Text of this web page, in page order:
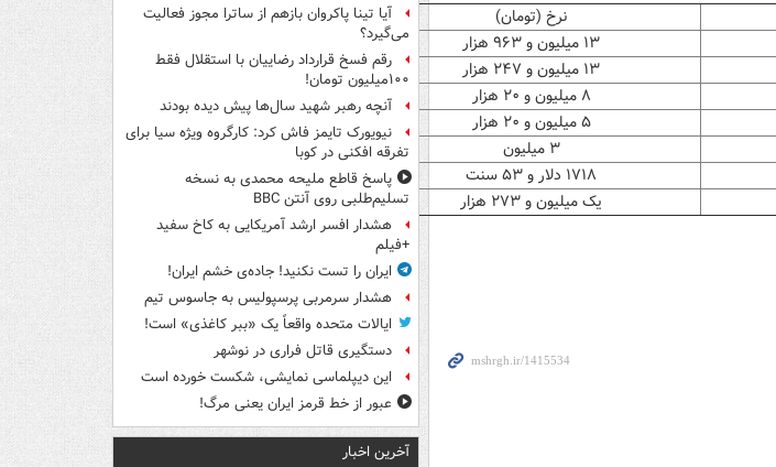
نرخ (تومان)
۱۳ میلیون و ۹۶۳ هزار
۱۳ میلیون و ۲۴۷ هزار
۸ میلیون و ۲۰ هزار
۵ میلیون و ۲۰ هزار
۳ میلیون
۱۷۱۸ دلار و ۵۳ سنت
یک میلیون و ۲۷۳ هزار
آیا تینا پاکروان بازهم از ساترا مجوز فعالیت
می‌گیرد؟
رقم فسخ قرارداد رضاییان با استقلال فقط
۱۰۰میلیون تومان!
آنچه رهبر شهید سال‌ها پیش دیده بودند
نیویورک تایمز فاش کرد: کارگروه ویژه سیا برای
تفرقه افکنی در کوبا
پاسخ قاطع ملیحه محمدی به نسخه
تسلیم‌طلبی روی آنتن BBC
هشدار افسر ارشد آمریکایی به کاخ سفید
+فیلم
ایران را تست نکنید! جاده‌ی خشم ایران!
هشدار سرمربی پرسپولیس به جاسوس تیم
ایالات متحده واقعاً یک «ببر کاغذی» است!
دستگیری قاتل فراری در نوشهر
این دیپلماسی نمایشی، شکست خورده است
عبور از خط قرمز ایران یعنی مرگ!
آخرین اخبار